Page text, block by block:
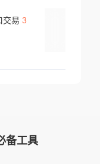
交易 3
备工具